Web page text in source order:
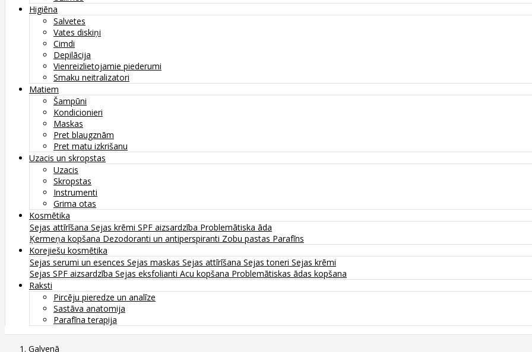
Higiēna
Salvetes
Vates diskiņi
Cimdi
Depilācija
Vienreizlietojamie piederumi
Smaku neitralizatori
Matiem
Šampūni
Kondicionieri
Maskas
Pret blaugznām
Pret matu izkrišanu
Uzacis un skropstas
Uzacis
Skropstas
Instrumenti
Grima otas
Kosmētika
Sejas attīrīšana Sejas krēmi SPF aizsardzība Problemātiska āda
Ķermeņa kopšana Dezodoranti un antiperspiranti Zobu pastas Parafīns
Korejiešu kosmētika
Sejas serumi un esences Sejas maskas Sejas attīrīšana Sejas toneri Sejas krēmi
Sejas SPF aizsardzība Sejas eksfolianti Acu kopšana Problemātiskas ādas kopšana
Raksti
Pircēju pieredze un analīze
Sastāva anatomija
Parafīna terapija
Galvenā